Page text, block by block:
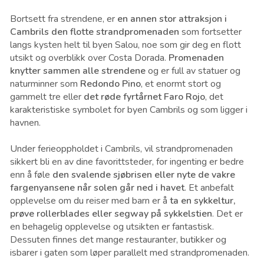
Bortsett fra strendene, er en annen stor attraksjon i
Cambrils den flotte strandpromenaden som fortsetter
langs kysten helt til byen Salou, noe som gir deg en flott
utsikt og overblikk over Costa Dorada. Promenaden
knytter sammen alle strendeneog er full av statuer og
naturminner som Redondo Pino, et enormt stort og
gammelt tre eller det røde fyrtårnet Faro Rojo, det
karakteristiske symbolet for byen Cambrils og som ligger i
havnen.
Under ferieoppholdet i Cambrils, vil strandpromenaden
sikkert bli en av dine favorittsteder, for ingenting er bedre
enn å føle den svalende sjøbrisen eller nyte de vakre
fargenyansene når solen går ned i havet. Et anbefalt
opplevelse om du reiser med barn er å ta en sykkeltur,
prøve rollerblades eller segway på sykkelstien. Det er
en behagelig opplevelse og utsikten er fantastisk.
Dessuten finnes det mange restauranter, butikker og
isbarer i gaten som løper parallelt med strandpromenaden.